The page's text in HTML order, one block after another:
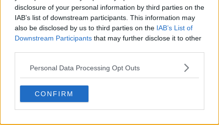
disclosure of your personal information by third parties on the
IAB’s list of downstream participants. This information may
also be disclosed by us to third parties on the IAB’s List of
Downstream Participants that may further disclose it to other
Personal Data Processing Opt Outs
CONFIRM